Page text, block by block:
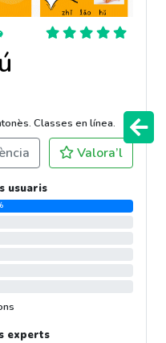
Classes en línea.
Valora’l
usuaris
experts